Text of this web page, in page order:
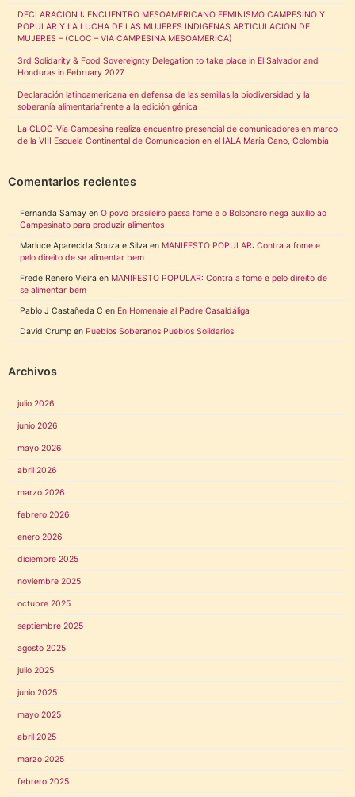
DECLARACION I: ENCUENTRO MESOAMERICANO FEMINISMO CAMPESINO Y
POPULAR Y LA LUCHA DE LAS MUJERES INDIGENAS ARTICULACION DE
MUJERES – (CLOC – VIA CAMPESINA MESOAMERICA)
3rd Solidarity & Food Sovereignty Delegation to take place in El Salvador and
Honduras in February 2027
Declaración latinoamericana en defensa de las semillas,la biodiversidad y la
soberanía alimentariafrente a la edición génica
La CLOC-Vía Campesina realiza encuentro presencial de comunicadores en marco
de la VIII Escuela Continental de Comunicación en el IALA María Cano, Colombia
Comentarios recientes
Fernanda Samay en O povo brasileiro passa fome e o Bolsonaro nega auxílio ao
Campesinato para produzir alimentos
Marluce Aparecida Souza e Silva en MANIFESTO POPULAR: Contra a fome e
pelo direito de se alimentar bem
Frede Renero Vieira en MANIFESTO POPULAR: Contra a fome e pelo direito de
se alimentar bem
Pablo J Castañeda C en En Homenaje al Padre Casaldáliga
David Crump en Pueblos Soberanos Pueblos Solidarios
Archivos
julio 2026
junio 2026
mayo 2026
abril 2026
marzo 2026
febrero 2026
enero 2026
diciembre 2025
noviembre 2025
octubre 2025
septiembre 2025
agosto 2025
julio 2025
junio 2025
mayo 2025
abril 2025
marzo 2025
febrero 2025